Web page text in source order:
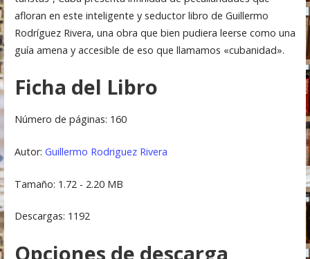
afloran en este inteligente y seductor libro de Guillermo
Rodríguez Rivera, una obra que bien pudiera leerse como una
guía amena y accesible de eso que llamamos «cubanidad».
Ficha del Libro
Número de páginas: 160
Autor: Guillermo Rodriguez Rivera
Tamaño: 1.72 - 2.20 MB
Descargas: 1192
Opciones de descarga